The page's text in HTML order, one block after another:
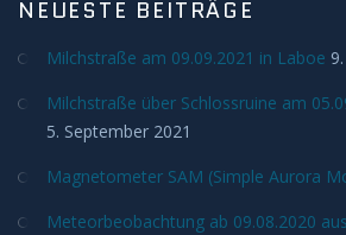
Merkurtransit
Mondfinsternis
Sonnenfinsternis
Venustransit
NEUESTE BEITRÄGE
Milchstraße am 09.09.2021 in Laboe
Milchstraße über Schlossruine am
5. September 2021
Magnetometer SAM (Simple Aurora
Meteorbeobachtung ab 09.08.2020